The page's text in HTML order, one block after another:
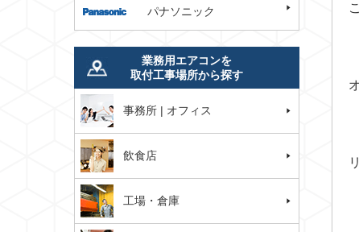
パナソニック
業務用エアコンを
取付工事場所から探す
事務所 | オフィス
飲食店
工場・倉庫